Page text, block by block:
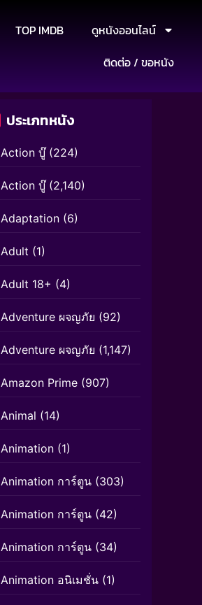
TOP IMDB
ดูหนังออนไลน์
ติดต่อ / ขอหนัง
ประเภทหนัง
Action บู๊(224)
Action บู๊(2,140)
Adaptation (6)
Adult (1)
Adult 18+ (4)
Adventure ผจญภัย (92)
Adventure ผจญภัย (1,147)
Amazon Prime (907)
Animal (14)
Animation (1)
Animation การ์ตูน (303)
Animation การ์ตูน (42)
Animation การ์ตูน (34)
Animation อนิเมชั่น (1)